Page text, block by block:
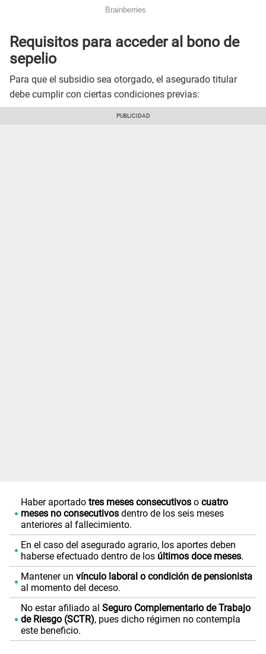
Requisitos para acceder al bono de
sepelio
Para que el subsidio sea otorgado, el asegurado titular
debe cumplir con ciertas condiciones previas:
Haber aportado tres meses consecutivoso cuatro
meses no consecutivosdentro de los seis meses
anteriores al fallecimiento.
En el caso del asegurado agrario, los aportes deben
haberse efectuado dentro de los últimos doce meses.
Mantener un vínculo laboral o condición de pensionista
al momento del deceso.
No estar afiliado al Seguro Complementario de Trabajo
de Riesgo (SCTR), pues dicho régimen no contempla
este beneficio.